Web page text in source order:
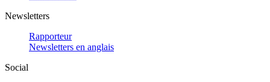
Newsletters
Rapporteur
Newsletters en anglais
Social